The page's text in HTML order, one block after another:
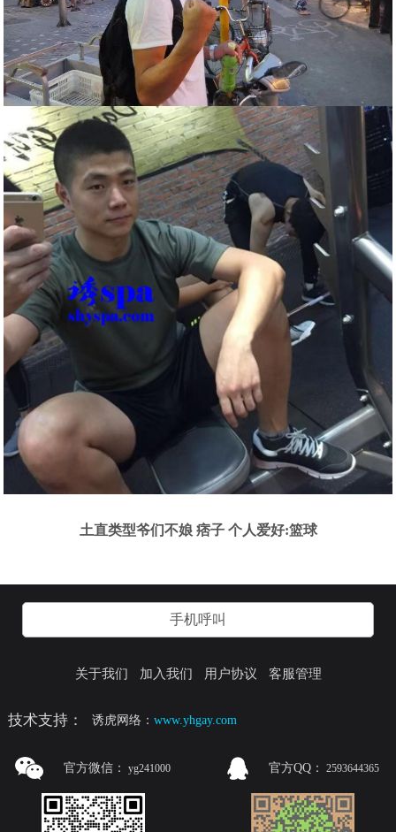
土直类型爷们不娘 痞子 个人爱好:篮球
手机呼叫
关于我们 加入我们 用户协议 客服管理
技术支持： 诱虎网络：www.yhgay.com
官方微信： yg241000 官方QQ： 2593644365